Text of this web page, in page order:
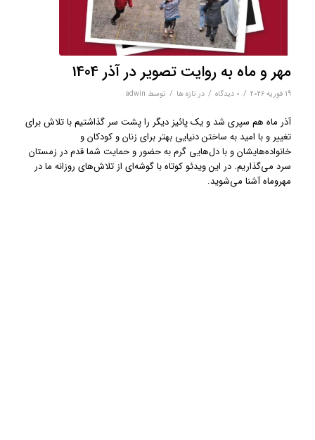
مهر و ماه به روایت تصویر در آذر 1404
19 فوریه 2026 / 0 دیدگاه‌ / در تازه ها / توسط adwin
آذر ماه هم سپری شد و یک پائیز دیگر را پشت سر گذاشتیم با تلاش برای
تغییر و با امید به ساختن دنیایی بهتر برای زنان و کودکان و
خانواده‌هایشان و با دل‌هایی گرم به حضور و حمایت شما قدم در زمستان
سرد می‌گذاریم. در این ویدئو کوتاه با گوشه‌ای از تلاش‌های روزانه ما در
مهروماه آشنا می‌شوید.